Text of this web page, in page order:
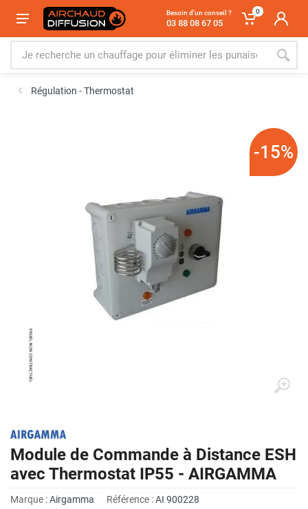
Besoin d'un conseil ?
03 88 08 67 05
0
Régulation - Thermostat
-15%
Module de Commande à Distance ESH
avec Thermostat IP55 - AIRGAMMA
Marque :Airgamma Référence :AI 900228